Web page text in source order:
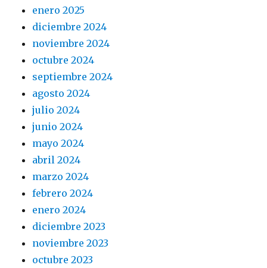
enero 2025
diciembre 2024
noviembre 2024
octubre 2024
septiembre 2024
agosto 2024
julio 2024
junio 2024
mayo 2024
abril 2024
marzo 2024
febrero 2024
enero 2024
diciembre 2023
noviembre 2023
octubre 2023